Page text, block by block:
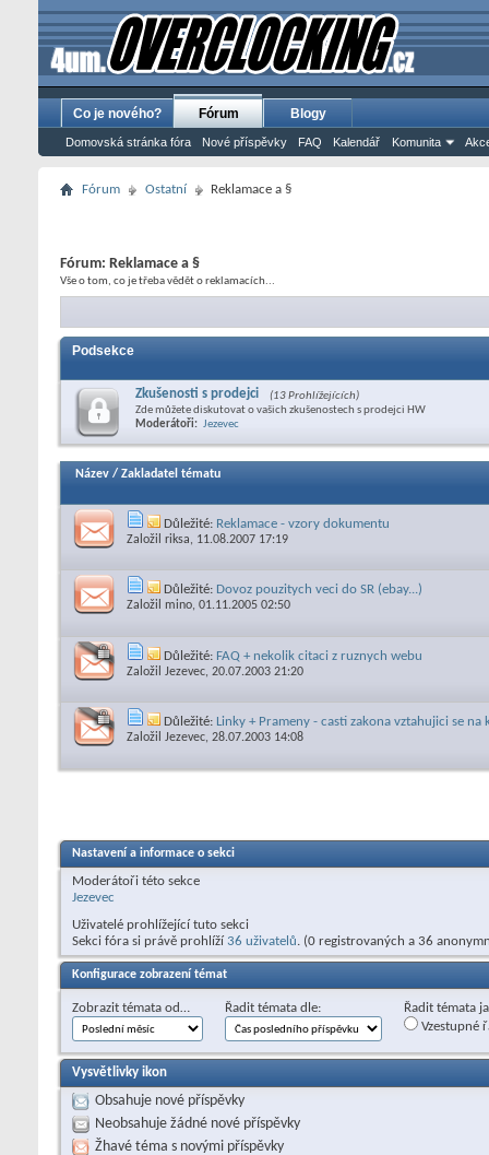
Co je nového? Fórum
Domovská stránka fóra Nové příspěvky FAQ Kalendář Komunita
Blogy
Fórum Ostatní Reklamace a §
Fórum: Reklamace a §
Vše o tom, co je třeba vědět o reklamacích...
Podsekce
Zkušenosti s prodejci
(13 Prohlížejících)
Zde můžete diskutovat o vašich zkušenostech s prodejci HW
Moderátoři: Jezevec
Název / Zakladatel tématu
Důležité: Reklamace - vzory dokumentu
Založil riksa, 11.08.2007 17:19
Důležité: Dovoz pouzitych veci do SR (ebay...)
Založil mino, 01.11.2005 02:50
Důležité: FAQ + nekolik citaci z ruznych webu
Založil Jezevec, 20.07.2003 21:20
Důležité: Linky + Prameny - casti zakona vztahujici se na
Založil Jezevec, 28.07.2003 14:08
Nastavení a informace o sekci
Moderátoři této sekce
Jezevec
Uživatelé prohlížející tuto sekci
Sekci fóra si právě prohlíží 36 uživatelů. (0 registrovaných a 36
Konfigurace zobrazení témat
Zobrazit témata od… Řadit témata dle:
Řadit témata
Vzestupné
Vysvětlivky ikon
Obsahuje nové příspěvky
Neobsahuje žádné nové příspěvky
Žhavé téma s novými příspěvky